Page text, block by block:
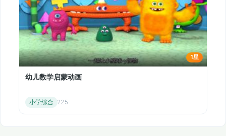
1星
幼儿数学启蒙动画
小学综合 225